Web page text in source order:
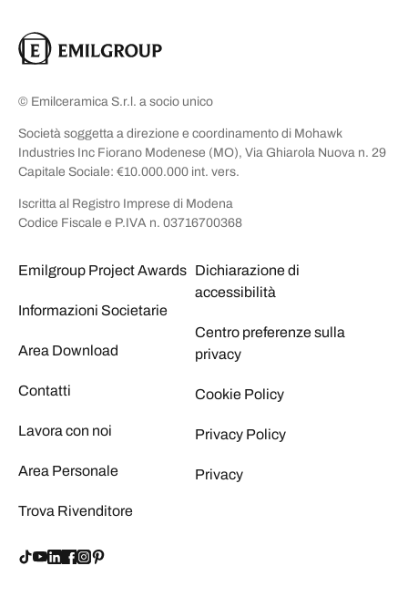
© Emilceramica S.r.l. a socio unico
Società soggetta a direzione e coordinamento di Mohawk
Industries Inc Fiorano Modenese (MO), Via Ghiarola Nuova n. 29
Capitale Sociale: €10.000.000 int. vers.
Iscritta al Registro Imprese di Modena
Codice Fiscale e P.IVA n. 03716700368
Emilgroup Project Awards
Informazioni Societarie
Area Download
Contatti
Lavora con noi
Area Personale
Trova Rivenditore
Dichiarazione di
accessibilità
Centro preferenze sulla
privacy
Cookie Policy
Privacy Policy
Privacy